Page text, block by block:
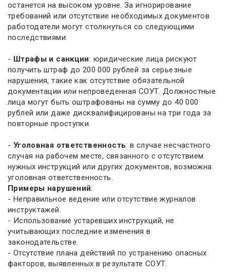
останется на высоком уровне. За игнорирование
требований или отсутствие необходимых документов
работодатели могут столкнуться со следующими
последствиями:
- Штрафы и санкции: юридические лица рискуют
получить штраф до 200 000 рублей за серьезные
нарушения, такие как отсутствие обязательной
документации или непроведенная СОУТ. Должностные
лица могут быть оштрафованы на сумму до 40 000
рублей или даже дисквалифицированы на три года за
повторные проступки.
- Уголовная ответственность: в случае несчастного
случая на рабочем месте, связанного с отсутствием
нужных инструкций или других документов, возможна
уголовная ответственность.
Примеры нарушений:
- Неправильное ведение или отсутствие журналов
инструктажей.
- Использование устаревших инструкций, не
учитывающих последние изменения в
законодательстве.
- Отсутствие плана действий по устранению опасных
факторов, выявленных в результате СОУТ.